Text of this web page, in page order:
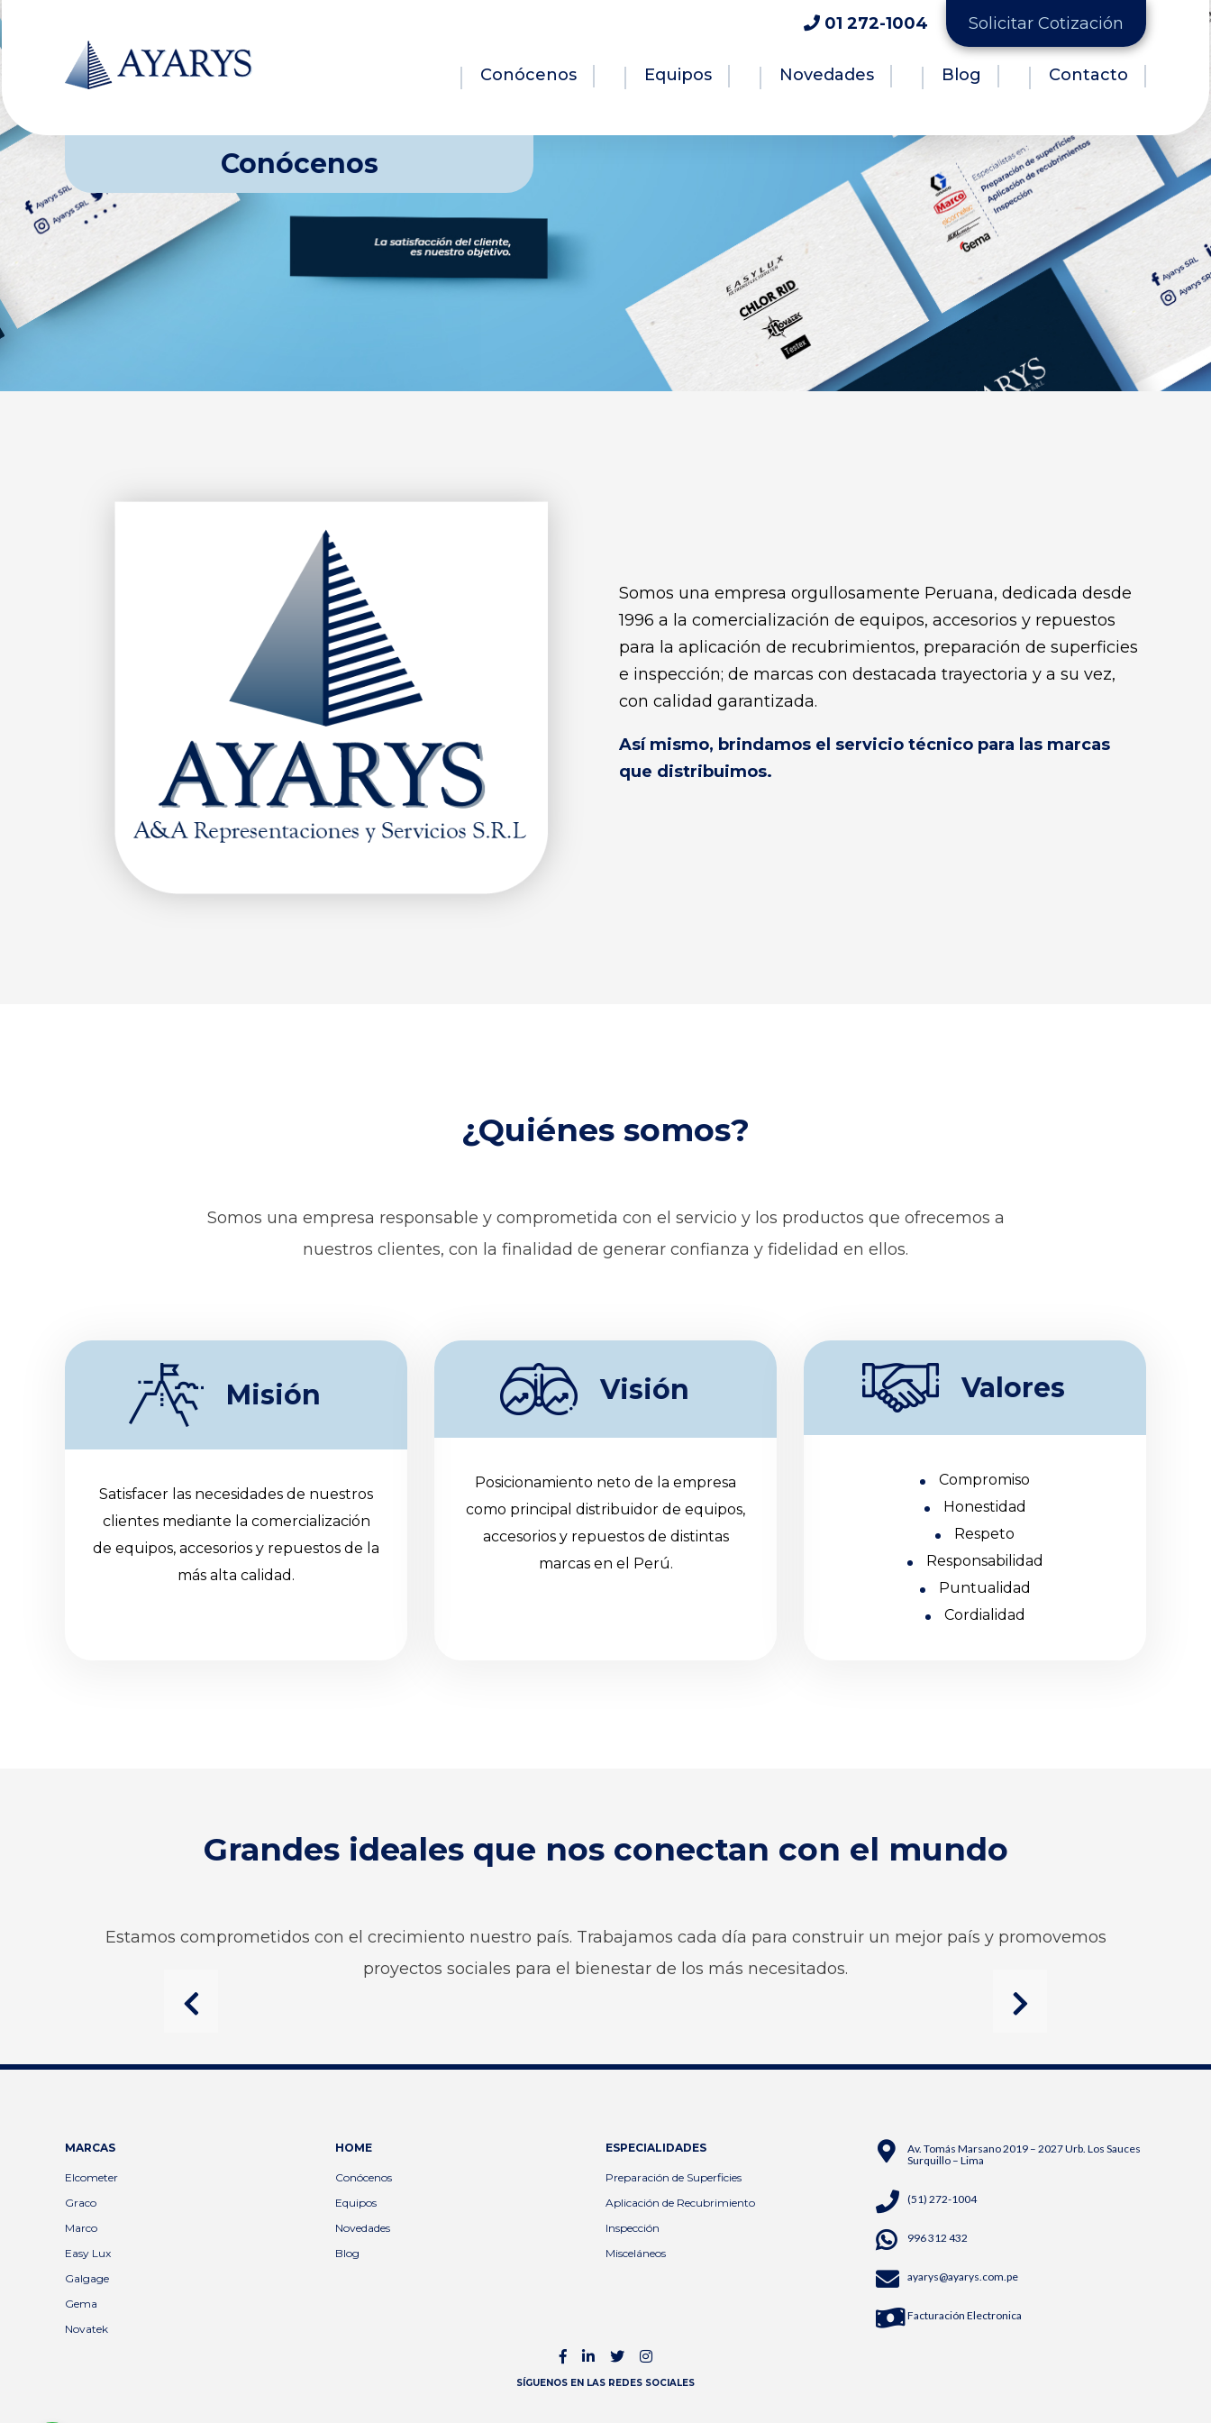
01 272-1004 Solicitar Cotización
Conócenos Equipos Novedades Blog Contacto
Conócenos
Somos una empresa orgullosamente Peruana, dedicada desde
1996 a la comercialización de equipos, accesorios y repuestos
para la aplicación de recubrimientos, preparación de superficies
e inspección; de marcas con destacada trayectoria y a su vez,
con calidad garantizada.
Así mismo, brindamos el servicio técnico para las marcas
que distribuimos.
¿Quiénes somos?
Somos una empresa responsable y comprometida con el servicio y los productos que ofrecemos a
nuestros clientes, con la finalidad de generar confianza y fidelidad en ellos.
Misión
Satisfacer las necesidades de nuestros
clientes mediante la comercialización
de equipos, accesorios y repuestos de la
más alta calidad.
Visión
Posicionamiento neto de la empresa
como principal distribuidor de equipos,
accesorios y repuestos de distintas
marcas en el Perú.
Valores
Compromiso
Honestidad
Respeto
Responsabilidad
Puntualidad
Cordialidad
Grandes ideales que nos conectan con el mundo
Estamos comprometidos con el crecimiento nuestro país. Trabajamos cada día para construir un mejor país y promovemos
proyectos sociales para el bienestar de los más necesitados.
MARCAS
Elcometer
Graco
Marco
Easy Lux
Galgage
Gema
Novatek
HOME
Conócenos
Equipos
Novedades
Blog
ESPECIALIDADES
Preparación de Superficies
Aplicación de Recubrimiento
Inspección
Misceláneos
Av. Tomás Marsano 2019 – 2027 Urb. Los Sauces
Surquillo – Lima
(51) 272-1004
996 312 432
ayarys@ayarys.com.pe
Facturación Electronica
SÍGUENOS EN LAS REDES SOCIALES